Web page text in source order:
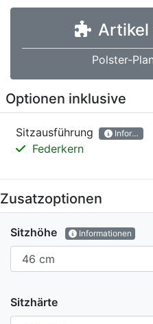
Artikel
Polster-
Optionen inklusive
Sitzausführung
Federkern
Zusatzoptionen
Sitzhöhe Informationen
Sitzhärte